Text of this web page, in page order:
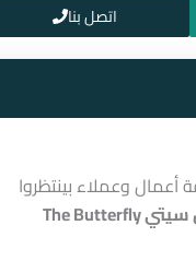
اتصل بنا
وعملاء بينتظروا
كمبوند ذا بترفلاي المستقبل سيتي The Butterfly